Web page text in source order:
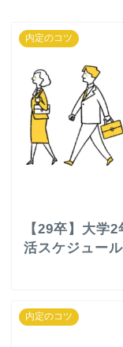
内定のコツ
【29卒】大学
活スケジュー
内定のコツ